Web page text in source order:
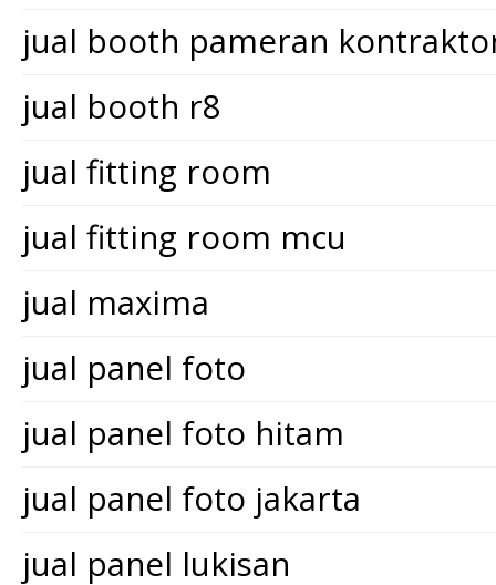
jual booth pameran
jual booth r8
jual fitting room
jual fitting room mcu
jual maxima
jual panel foto
jual panel foto hitam
jual panel foto jakarta
jual panel lukisan